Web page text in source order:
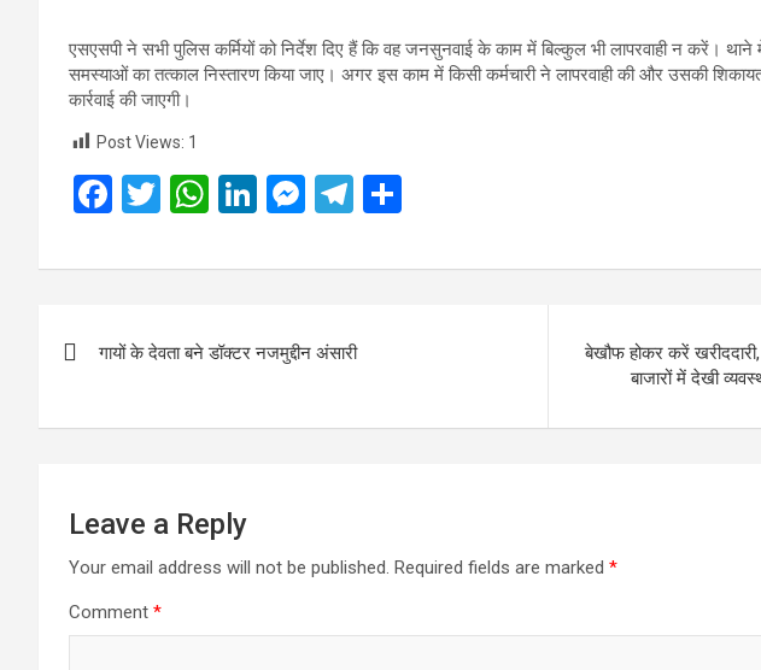
एसएसपी ने सभी पुलिस कर्मियों को निर्देश दिए हैं कि वह जनसुनवाई के काम में बिल्कुल भी लापरवाही न करें।
समस्याओं का तत्काल निस्तारण किया जाए। अगर इस काम में किसी कर्मचारी ने लापरवाही की और उसकी
कार्रवाई की जाएगी।
Post Views: 1
F
ce
o
k
T
tt
W
at
A
p
Li
ke
n
M
se
g
T
e
a
ar
गायों के देवता बने डॉक्टर नजमुद्दीन अंसारी
बेखौफ होकर करें
बाजारों में देखी
Leave a Reply
Your email address will not be published. Required fields are marked *
Comment *